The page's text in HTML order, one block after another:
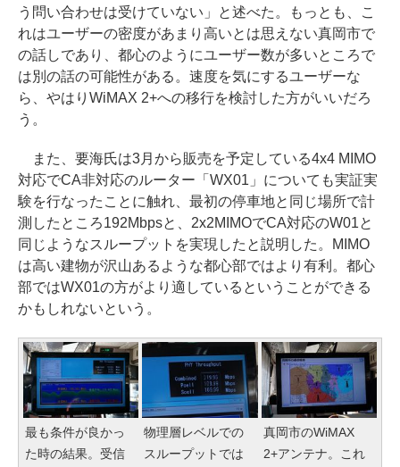
う問い合わせは受けていない」と述べた。もっとも、こ
れはユーザーの密度があまり高いとは思えない真岡市で
の話しであり、都心のようにユーザー数が多いところで
は別の話の可能性がある。速度を気にするユーザーな
ら、やはりWiMAX 2+への移行を検討した方がいいだろ
う。
また、要海氏は3月から販売を予定している4x4 MIMO
対応でCA非対応のルーター「WX01」についても実証実
験を行なったことに触れ、最初の停車地と同じ場所で計
測したところ192Mbpsと、2x2MIMOでCA対応のW01と
同じようなスループットを実現したと説明した。MIMO
は高い建物が沢山あるような都心部ではより有利。都心
部ではWX01の方がより適しているということができる
かもしれないという。
最も条件が良かっ
た時の結果。受信
物理層レベルでの
スループットでは
真岡市のWiMAX
2+アンテナ。これ